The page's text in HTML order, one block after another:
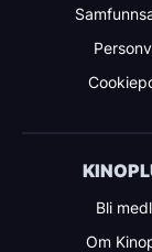
Bli
Om